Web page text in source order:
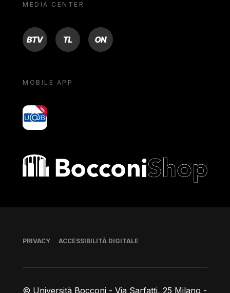
MEDIA CENTER
BTV TL ON
MOBILE APP
yoU@B
Bocconi shop
© Università Bocconi - Via Sarfatti, 25 Milano -
Piè di pagina
PRIVACY ACCESSIBILITÀ DIGITALE